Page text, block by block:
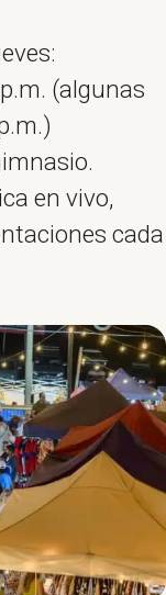
(algunas
en vivo,
cada